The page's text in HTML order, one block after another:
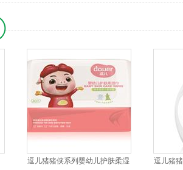
逗儿猪猪侠系列婴幼儿护肤柔湿
逗儿猪